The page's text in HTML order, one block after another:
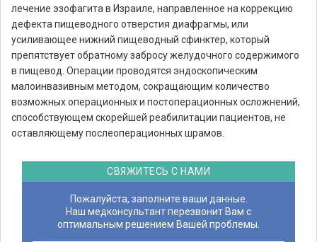
лечение эзофагита в Израиле, направленное на коррекцию
дефекта пищеводного отверстия диафрагмы, или
усиливающее нижний пищеводный сфинктер, который
препятствует обратному забросу желудочного содержимого
в пищевод. Операции проводятся эндоскопическим
малоинвазивным методом, сокращающим количество
возможных операционных и постоперационных осложнений,
способствующем скорейшей реабилитации пациентов, не
оставляющему послеоперационных шрамов.
СВЯЖИТЕСЬ С НАМИ
Пожалуйста, заполните ваши данные.
Наш медконсультант перезвонит Вам с
оптимальным решением Вашей проблемы.